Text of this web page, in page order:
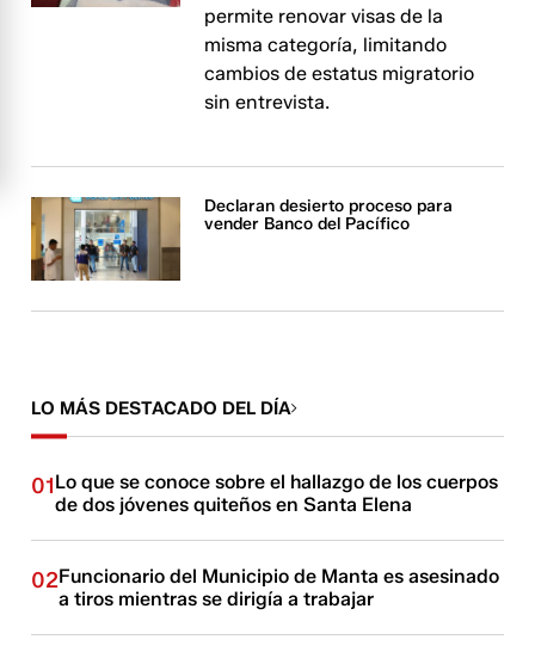
permite renovar visas de la
misma categoría, limitando
cambios de estatus migratorio
sin entrevista.
Declaran desierto proceso para
vender Banco del Pacífico
LO MÁS DESTACADO DEL DÍA
01Lo que se conoce sobre el hallazgo de los cuerpos
de dos jóvenes quiteños en Santa Elena
02Funcionario del Municipio de Manta es asesinado
a tiros mientras se dirigía a trabajar